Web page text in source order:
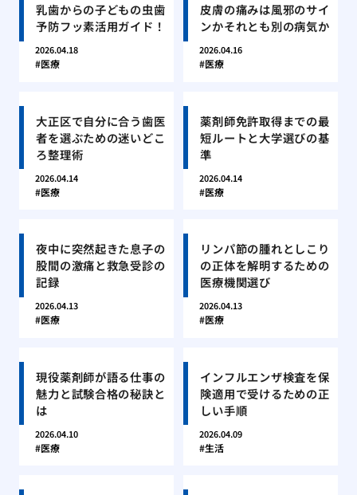
乳歯からの子どもの虫歯
予防フッ素活用ガイド！
2026.04.18
医療
皮膚の痛みは風邪のサイ
ンかそれとも別の病気か
2026.04.16
医療
大正区で自分に合う歯医
者を選ぶための迷いどこ
ろ整理術
2026.04.14
医療
薬剤師免許取得までの最
短ルートと大学選びの基
準
2026.04.14
医療
夜中に突然起きた息子の
股間の激痛と救急受診の
記録
2026.04.13
医療
リンパ節の腫れとしこり
の正体を解明するための
医療機関選び
2026.04.13
医療
現役薬剤師が語る仕事の
魅力と試験合格の秘訣と
は
2026.04.10
医療
インフルエンザ検査を保
険適用で受けるための正
しい手順
2026.04.09
生活